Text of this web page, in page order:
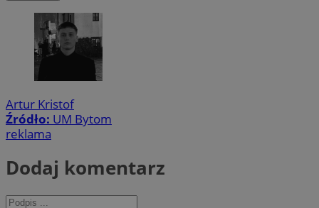
Artur Kristof
Źródło: UM Bytom
reklama
Dodaj komentarz